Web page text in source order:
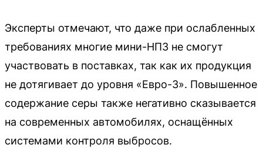
Эксперты отмечают, что даже при ослабленных
требованиях многие мини-НПЗ не смогут
участвовать в поставках, так как их продукция
не дотягивает до уровня «Евро-3». Повышенное
содержание серы также негативно сказывается
на современных автомобилях, оснащённых
системами контроля выбросов.